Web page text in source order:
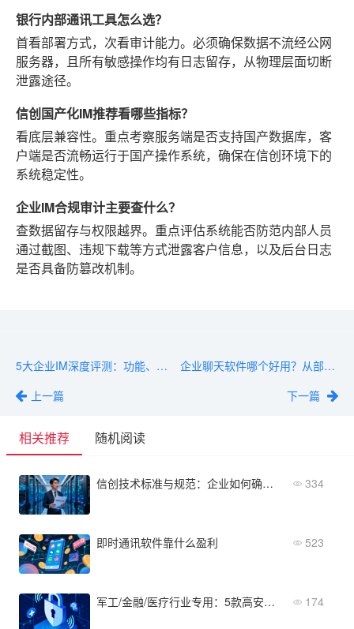
银行内部通讯工具怎么选？
首看部署方式，次看审计能力。必须确保数据不流经公网
服务器，且所有敏感操作均有日志留存，从物理层面切断
泄露途径。
信创国产化IM推荐看哪些指标？
看底层兼容性。重点考察服务端是否支持国产数据库，客
户端是否流畅运行于国产操作系统，确保在信创环境下的
系统稳定性。
企业IM合规审计主要查什么？
查数据留存与权限越界。重点评估系统能否防范内部人员
通过截图、违规下载等方式泄露客户信息，以及后台日志
是否具备防篡改机制。
5大企业IM深度评测：功能、安全、成本全维度对比
上一篇
企业聊天软件哪个好用？从部署到运维全面评测
下一篇
相关推荐 随机阅读
信创技术标准与规范：企业如何确保合规与安全 334
即时通讯软件靠什么盈利 523
军工/金融/医疗行业专用：5款高安全的即时通讯软件推荐 174